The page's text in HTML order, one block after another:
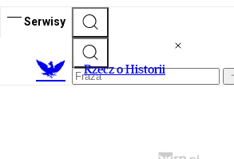
Serwisy
Rzecz o Historii